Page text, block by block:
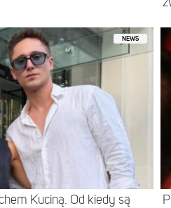
NEWS
Kuciną. Od kiedy są